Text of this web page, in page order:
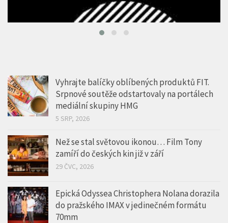
Vyhrajte balíčky oblíbených produktů FIT.
Srpnové soutěže odstartovaly na portálech
mediální skupiny HMG
5 SRP, 2026
Než se stal světovou ikonou… Film Tony
zamíří do českých kin již v září
29 ČVC, 2026
Epická Odyssea Christophera Nolana dorazila
do pražského IMAX v jedinečném formátu
70mm